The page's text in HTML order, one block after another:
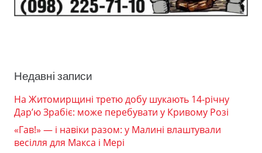
Недавні записи
На Житомирщині третю добу шукають 14-річну
Дар’ю Зрабіє: може перебувати у Кривому Розі
«Гав!» — і навіки разом: у Малині влаштували
весілля для Макса і Мері